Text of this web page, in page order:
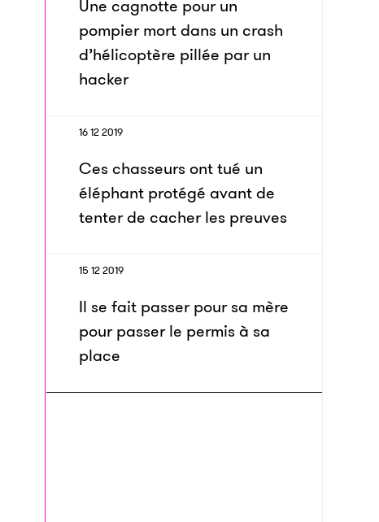
Une cagnotte pour un
pompier mort dans un crash
d’hélicoptère pillée par un
hacker
16 12 2019
Ces chasseurs ont tué un
éléphant protégé avant de
tenter de cacher les preuves
15 12 2019
Il se fait passer pour sa mère
pour passer le permis à sa
place